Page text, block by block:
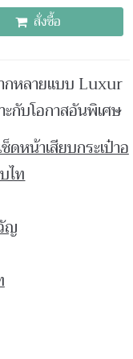
สั่งซื้อ
หลายแบบ Luxur
ะกับโอกาสอันพิเศษ
หน้าเสียบกระเป๋าอ
ไท
ญ